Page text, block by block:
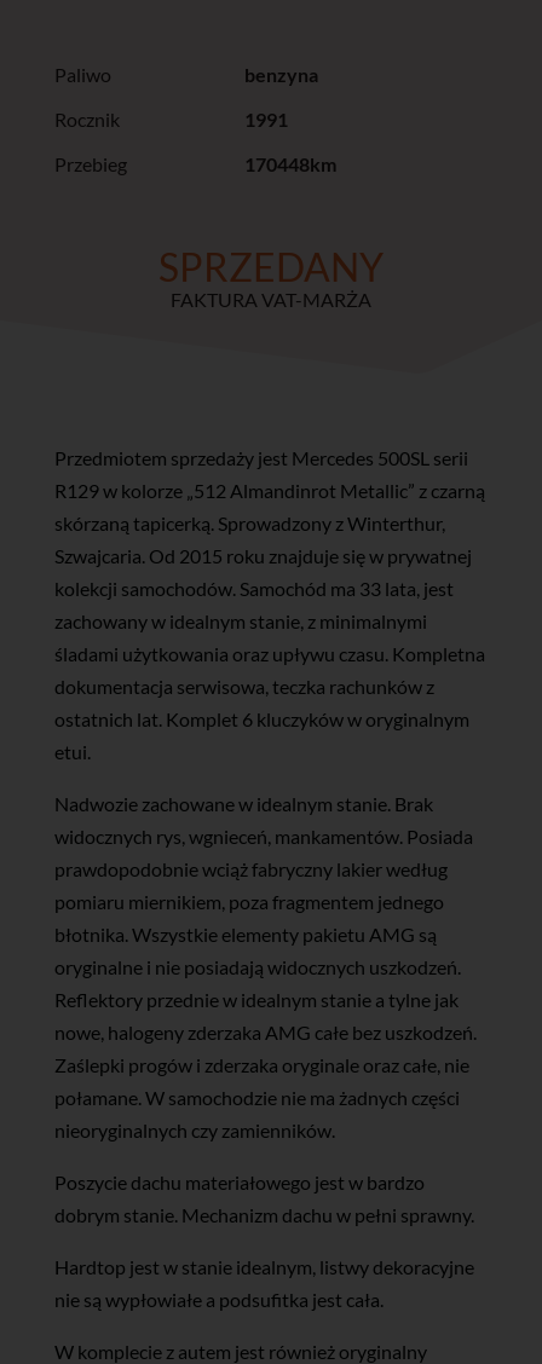
Paliwo
benzyna
Rocznik
1991
Przebieg
170448km
SPRZEDANY
FAKTURA VAT-MARŻA
Przedmiotem sprzedaży jest Mercedes 500SL serii
R129 w kolorze „512 Almandinrot Metallic” z czarną
skórzaną tapicerką. Sprowadzony z Winterthur,
Szwajcaria. Od 2015 roku znajduje się w prywatnej
kolekcji samochodów. Samochód ma 33 lata, jest
zachowany w idealnym stanie, z minimalnymi
śladami użytkowania oraz upływu czasu. Kompletna
dokumentacja serwisowa, teczka rachunków z
ostatnich lat. Komplet 6 kluczyków w oryginalnym
etui.
Nadwozie zachowane w idealnym stanie. Brak
widocznych rys, wgnieceń, mankamentów. Posiada
prawdopodobnie wciąż fabryczny lakier według
pomiaru miernikiem, poza fragmentem jednego
błotnika. Wszystkie elementy pakietu AMG są
oryginalne i nie posiadają widocznych uszkodzeń.
Reflektory przednie w idealnym stanie a tylne jak
nowe, halogeny zderzaka AMG całe bez uszkodzeń.
Zaślepki progów i zderzaka oryginale oraz całe, nie
połamane. W samochodzie nie ma żadnych części
nieoryginalnych czy zamienników.
Poszycie dachu materiałowego jest w bardzo
dobrym stanie. Mechanizm dachu w pełni sprawny.
Hardtop jest w stanie idealnym, listwy dekoracyjne
nie są wypłowiałe a podsufitka jest cała.
W komplecie z autem jest również oryginalny